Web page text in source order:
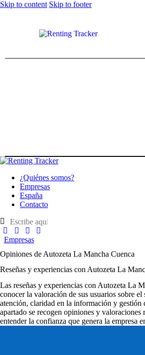
Skip to content Skip to footer
¿Quiénes somos?
Empresas
España
Contacto
Empresas
Opiniones de Autozeta La Mancha Cuenca
Reseñas y experiencias con Autozeta La
Las reseñas y experiencias con Autozeta La
conocer la valoración de sus usuarios sobre
atención, claridad en la información y gestión
apartado se recogen opiniones y valoraciones
entender la confianza que genera la empresa